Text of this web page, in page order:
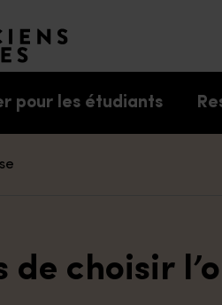
page d'accueil
pour les étudiants
de choisir